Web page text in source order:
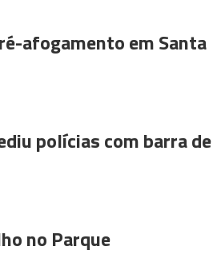
afogamento em Santa
polícias com barra de
no Parque